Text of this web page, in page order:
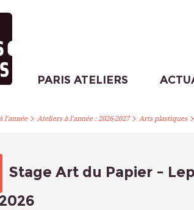
PARIS ATELIERS
l’année> Ateliers à l’année : 2026-2027> Arts plastiques>
Stage Art du Papier -